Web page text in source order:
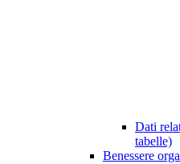
Dati
tabelle)
Benessere